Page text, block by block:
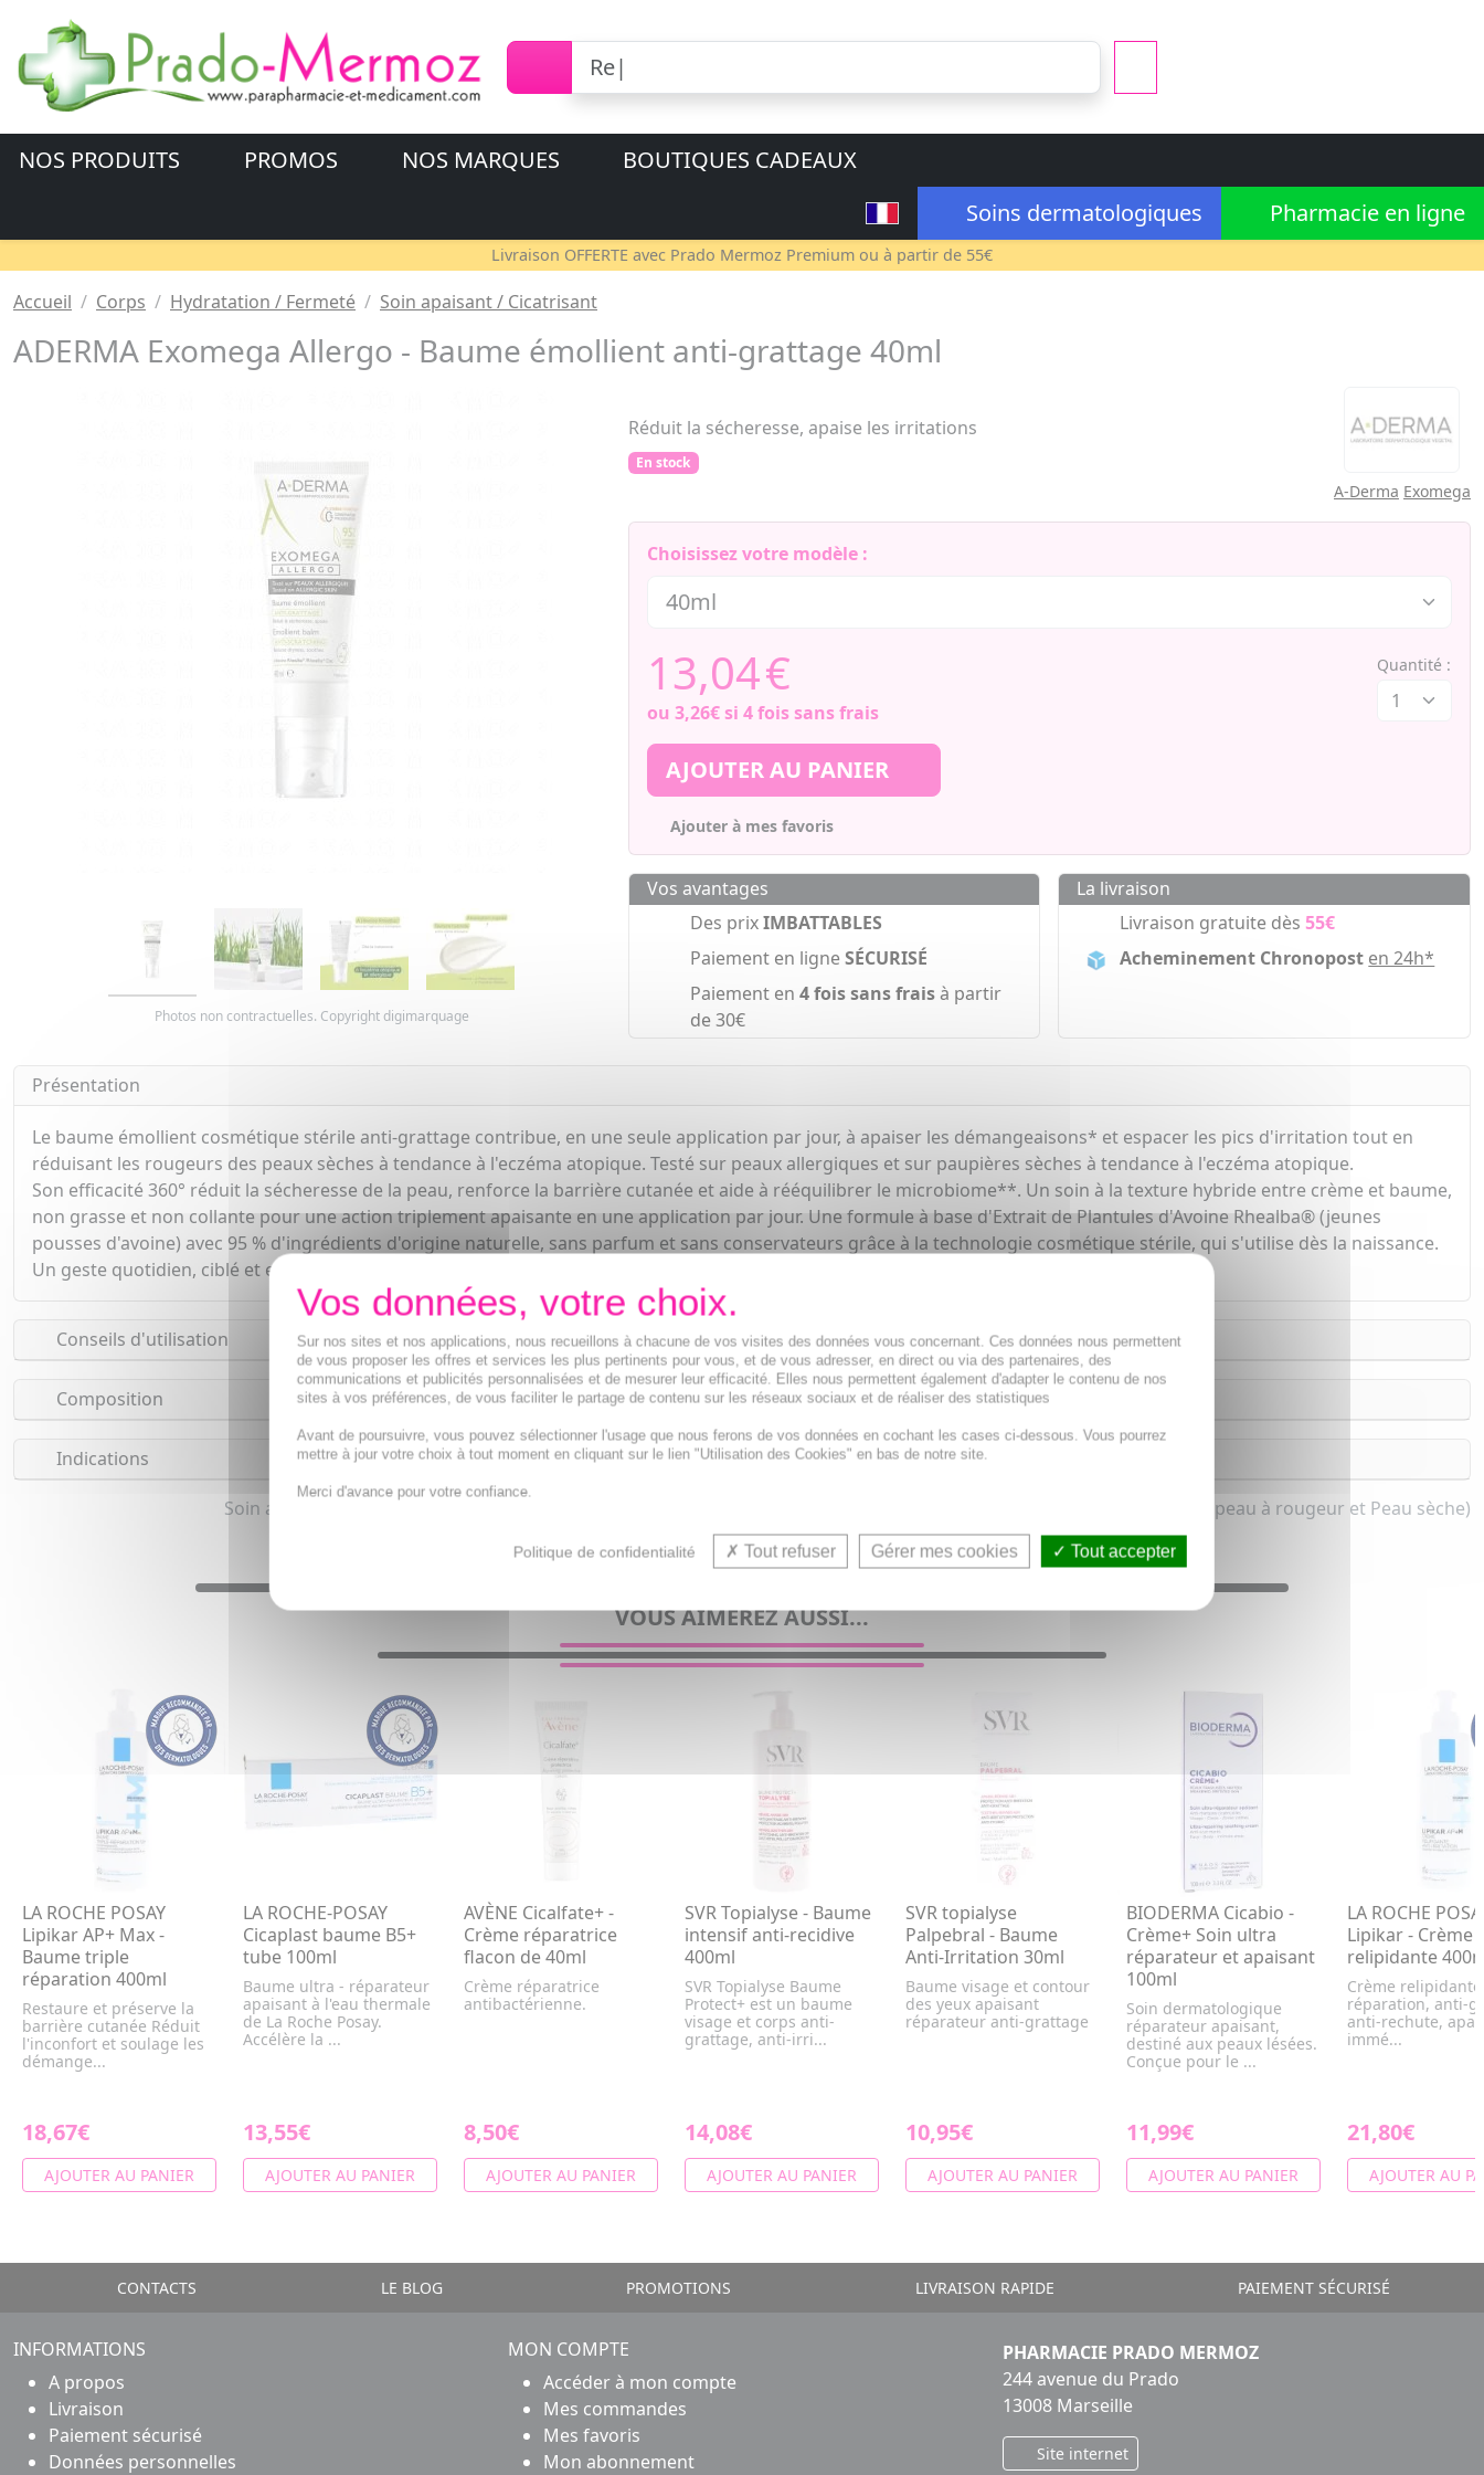
NOS PRODUITS PROMOS NOS MARQUES
BOUTIQUES CADEAUX
Soins dermatologiques
Pharmacie en ligne
Livraison OFFERTE avec Prado Mermoz Premium ou à partir de 55€
Accueil Corps Hydratation / Fermeté Soin apaisant / Cicatrisant
ADERMA Exomega Allergo - Baume émollient anti-grattage 40ml
Photos non contractuelles. Copyright digimarquage
Réduit la sécheresse, apaise les irritations
En stock
A-Derma Exomega
Choisissez votre modèle :
13,04€
ou 3,26€si 4 fois sans frais
Quantité :
AJOUTER AU PANIER
Ajouter à mes favoris
Vos avantages
Des prixIMBATTABLES
Paiement en ligneSÉCURISÉ
Paiement en 4 fois sans fraisà partir
de 30€
La livraison
Livraison gratuite dès55€
Acheminement Chronopost en 24h*
Présentation
Le baume émollient cosmétique stérile anti-grattage contribue, en une seule application par jour, à apaiser les démangeaisons* et espacer les pics d'irritation tout en
réduisant les rougeurs des peaux sèches à tendance à l'eczéma atopique. Testé sur peaux allergiques et sur paupières sèches à tendance à l'eczéma atopique.
Son efficacité 360° réduit la sécheresse de la peau, renforce la barrière cutanée et aide à rééquilibrer le microbiome**. Un soin à la texture hybride entre crème et baume,
non grasse et non collante pour une action triplement apaisante en une application par jour. Une formule à base d'Extrait de Plantules d'Avoine Rhealba® (jeunes
pousses d'avoine) avec 95 % d'ingrédients d'origine naturelle, sans parfum et sans conservateurs grâce à la technologie cosmétique stérile, qui s'utilise dès la naissance.
Un geste quotidien, ciblé et efficace qui respecte la fragilité des peaux sèches à tendance atopique tout en améliorant leur quotidien.
Conseils d'utilisation
Composition
Indications
Soin apaisant et Soin anti irritations pour bébé, enfant & adolescent, homme et femme (Peau atopique, Peau sensible, peau à rougeur et Peau sèche)
VOUS AIMEREZ AUSSI...
LA ROCHE POSAY
Lipikar AP+ Max -
Baume triple
réparation 400ml
Restaure et préserve la
barrière cutanée Réduit
l'inconfort et soulage les
démange...
18,67€
AJOUTER AU PANIER
LA ROCHE-POSAY
Cicaplast baume B5+
tube 100ml
Baume ultra - réparateur
apaisant à l'eau thermale
de La Roche Posay.
Accélère la ...
13,55€
AJOUTER AU PANIER
AVÈNE Cicalfate+ -
Crème réparatrice
flacon de 40ml
Crème réparatrice
antibactérienne.
8,50€
AJOUTER AU PANIER
SVR Topialyse - Baume
intensif anti-recidive
400ml
SVR Topialyse Baume
Protect+ est un baume
visage et corps anti-
grattage, anti-irri...
14,08€
AJOUTER AU PANIER
SVR topialyse
Palpebral - Baume
Anti-Irritation 30ml
Baume visage et contour
des yeux apaisant
réparateur anti-grattage
10,95€
AJOUTER AU PANIER
BIODERMA Cicabio -
Crème+ Soin ultra
réparateur et apaisant
100ml
Soin dermatologique
réparateur apaisant,
destiné aux peaux lésées.
Conçue pour le ...
11,99€
AJOUTER AU PANIER
LA ROCHE
Lipikar - Crème
relipidante
Crème
réparation, anti-
anti-rechute,
immé...
21,80€
AJOUTER AU
CONTACTS LE BLOG PROMOTIONS LIVRAISON RAPIDE PAIEMENT SÉCURISÉ
INFORMATIONS
A propos
Livraison
Paiement sécurisé
Données personnelles
MON COMPTE
Accéder à mon compte
Mes commandes
Mes favoris
Mon abonnement
PHARMACIE PRADO MERMOZ
244 avenue du Prado
13008 Marseille
Site internet
Sur nos sites et nos applications, nous recueillons à chacune de vos visites des données vous concernant. Ces données nous permettent
de vous proposer les offres et services les plus pertinents pour vous, et de vous adresser, en direct ou via des partenaires, des
communications et publicités personnalisées et de mesurer leur efficacité. Elles nous permettent également d'adapter le contenu de nos
sites à vos préférences, de vous faciliter le partage de contenu sur les réseaux sociaux et de réaliser des statistiques
Avant de poursuivre, vous pouvez sélectionner l'usage que nous ferons de vos données en cochant les cases ci-dessous. Vous pourrez
mettre à jour votre choix à tout moment en cliquant sur le lien "Utilisation des Cookies" en bas de notre site.
Merci d'avance pour votre confiance.
Politique de confidentialité Tout refuser Gérer mes cookies Tout accepter